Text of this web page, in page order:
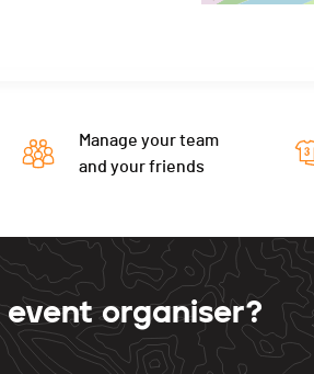
Manage your team
and your friends
organiser?